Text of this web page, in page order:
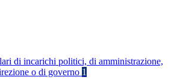
di incarichi politici, di amministrazione,
o di governo 1